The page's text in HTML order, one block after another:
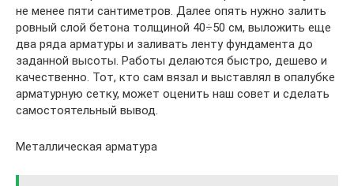
не менее пяти сантиметров. Далее опять нужно залить
ровный слой бетона толщиной 40÷50 см, выложить еще
два ряда арматуры и заливать ленту фундамента до
заданной высоты. Работы делаются быстро, дешево и
качественно. Тот, кто сам вязал и выставлял в опалубке
арматурную сетку, может оценить наш совет и сделать
самостоятельный вывод.
Металлическая арматура